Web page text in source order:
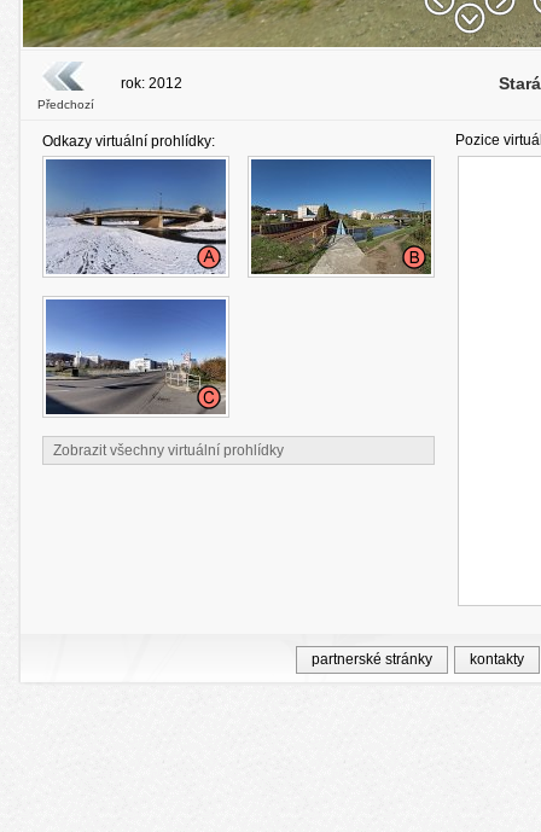
Předchozí
rok: 2012
Odkazy virtuální prohlídky: Pozice
Zobrazit všechny virtuální prohlídky
partnerské stránky kontakty